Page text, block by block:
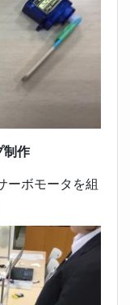
制作
ーボモータを組